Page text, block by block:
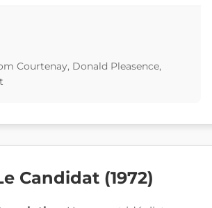
Courtenay, Donald Pleasence,
Candidat (1972)